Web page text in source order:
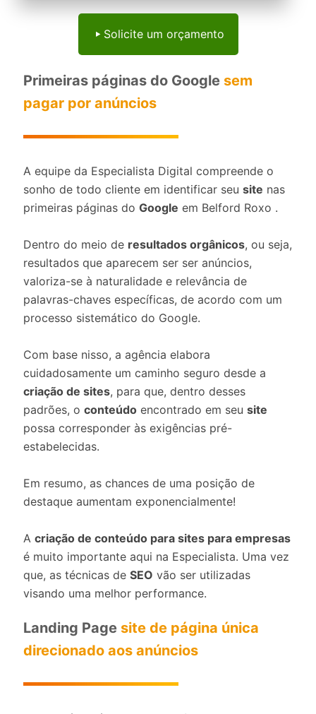
Solicite um orçamento
Primeiras páginas do Google sem
pagar por anúncios
A equipe da Especialista Digital compreende o
sonho de todo cliente em identificar seu site nas
primeiras páginas do Google em Belford Roxo .
Dentro do meio de resultados orgânicos, ou seja,
resultados que aparecem ser ser anúncios,
valoriza-se à naturalidade e relevância de
palavras-chaves específicas, de acordo com um
processo sistemático do Google.
Com base nisso, a agência elabora
cuidadosamente um caminho seguro desde a
criação de sites, para que, dentro desses
padrões, o conteúdo encontrado em seu site
possa corresponder às exigências pré-
estabelecidas.
Em resumo, as chances de uma posição de
destaque aumentam exponencialmente!
A criação de conteúdo para sites para empresas
é muito importante aqui na Especialista. Uma vez
que, as técnicas de SEO vão ser utilizadas
visando uma melhor performance.
Landing Page site de página única
direcionado aos anúncios